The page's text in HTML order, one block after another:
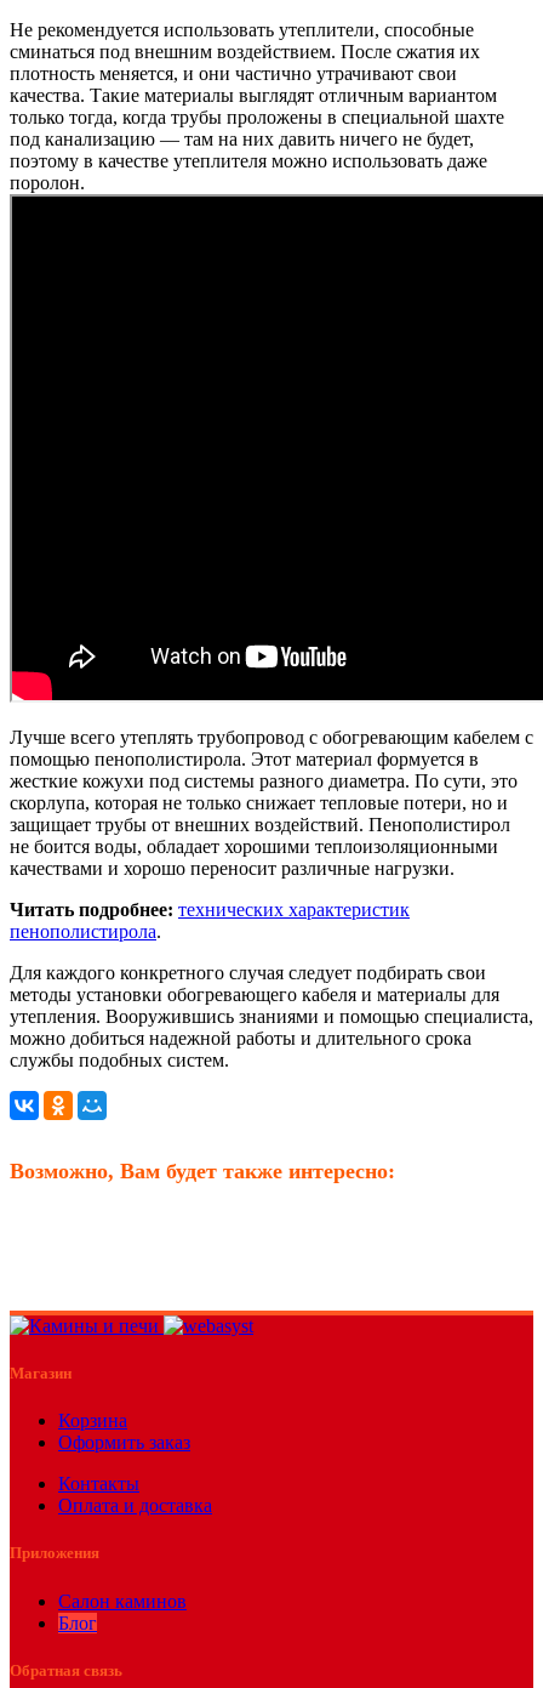
Не рекомендуется использовать утеплители, способные
сминаться под внешним воздействием. После сжатия их
плотность меняется, и они частично утрачивают свои
качества. Такие материалы выглядят отличным вариантом
только тогда, когда трубы проложены в специальной шахте
под канализацию — там на них давить ничего не будет,
поэтому в качестве утеплителя можно использовать даже
поролон.
Лучше всего утеплять трубопровод с обогревающим кабелем с
помощью пенополистирола. Этот материал формуется в
жесткие кожухи под системы разного диаметра. По сути, это
скорлупа, которая не только снижает тепловые потери, но и
защищает трубы от внешних воздействий. Пенополистирол
не боится воды, обладает хорошими теплоизоляционными
качествами и хорошо переносит различные нагрузки.
Читать подробнее: технических характеристик
пенополистирола.
Для каждого конкретного случая следует подбирать свои
методы установки обогревающего кабеля и материалы для
утепления. Вооружившись знаниями и помощью специалиста,
можно добиться надежной работы и длительного срока
службы подобных систем.
Возможно, Вам будет также интересно:
Магазин
Корзина
Оформить заказ
Контакты
Оплата и доставка
Приложения
Салон каминов
Блог
Обратная связь